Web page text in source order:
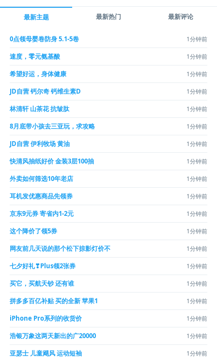
最新主题 最新热门 最新评论
0点领母婴卷防身 5.1-5卷 1分钟前
速度，零元氨基酸 1分钟前
希望好运，身体健康 1分钟前
JD自营 钙尔奇 钙维生素D 1分钟前
林清轩 山茶花 抗皱肽 1分钟前
8月底带小孩去三亚玩，求攻略 1分钟前
JD自营 伊利牧场 黄油 1分钟前
快清风抽纸好价 金装3层100抽 1分钟前
外卖如何筛选10年老店 1分钟前
耳机发优惠商品先领券 1分钟前
京东9元券 寄省内1-2元 1分钟前
这个降价了领5券 1分钟前
网友前几天说的那个松下掠影灯价不 1分钟前
七夕好礼❣Plus领2张券 1分钟前
买它，买航天钞 还有谁 1分钟前
拼多多百亿补贴 买的全新 苹果1 1分钟前
iPhone Pro系列的收货价 1分钟前
浩银万象这两天新出的广20000 1分钟前
亚瑟士 儿童飓风 运动短袖 1分钟前